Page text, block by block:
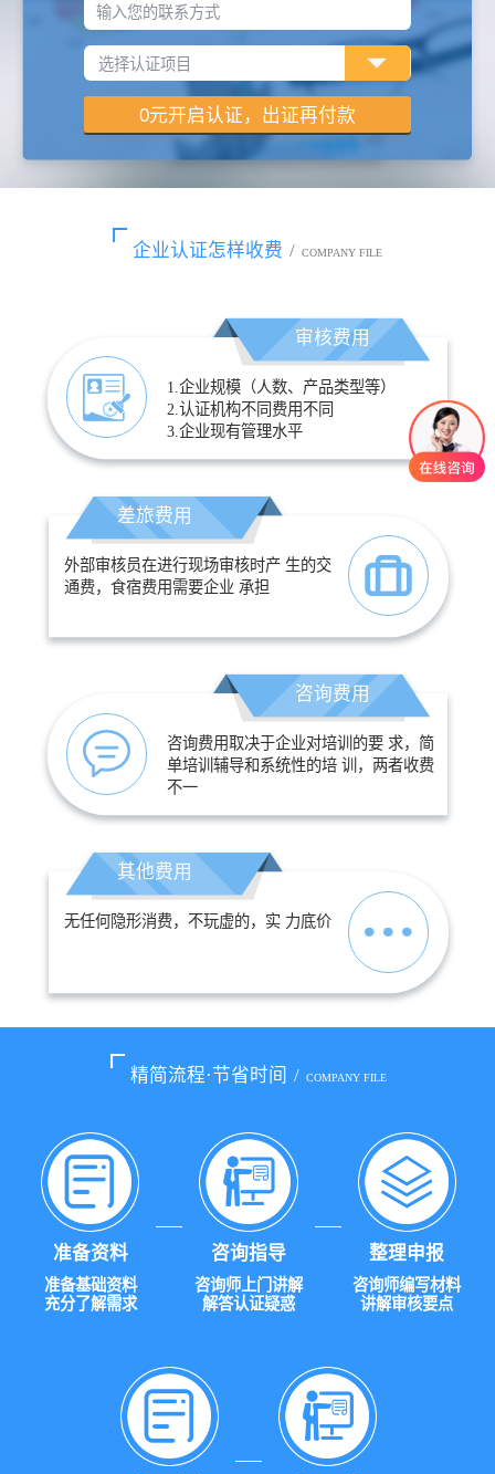
输入您的联系方式
企业认证怎样收费 / COMPANY FILE
审核费用
1.企业规模（人数、产品类型等）
2.认证机构不同费用不同
3.企业现有管理水平
差旅费用
外部审核员在进行现场审核时产 生的交
通费，食宿费用需要企业 承担
咨询费用
咨询费用取决于企业对培训的要 求，简
单培训辅导和系统性的培 训，两者收费
不一
其他费用
无任何隐形消费，不玩虚的，实 力底价
精简流程·节省时间 / COMPANY FILE
准备资料
准备基础资料
充分了解需求
咨询指导
咨询师上门讲解
解答认证疑惑
整理申报
咨询师编写材料
讲解审核要点